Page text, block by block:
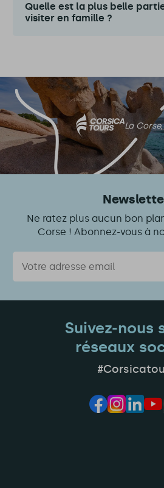
Quelle est la plus belle
visiter en famille ?
La
Ne ratez plus aucun bon
Corse ! Abonnez-vous à
Courriel
Suivez-nous
réseaux